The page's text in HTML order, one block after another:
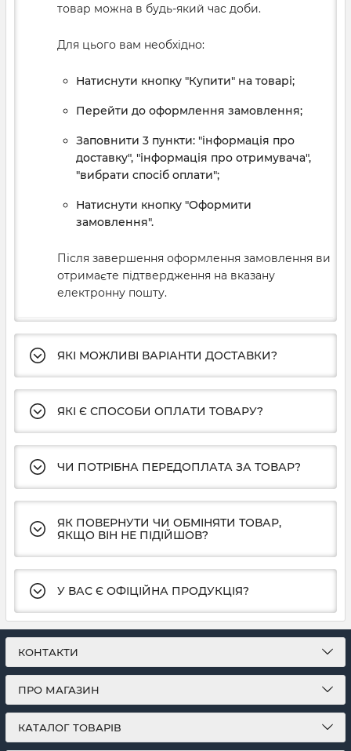
товар можна в будь-який час доби.
Для цього вам необхідно:
Натиснути кнопку "Купити" на товарі;
Перейти до оформлення замовлення;
Заповнити 3 пункти: "інформація про
доставку", "інформація про отримувача",
"вибрати спосіб оплати";
Натиснути кнопку "Оформити
замовлення".
Після завершення оформлення замовлення ви
отримаєте підтвердження на вказану
електронну пошту.
ЯКІ МОЖЛИВІ ВАРІАНТИ ДОСТАВКИ?
ЯКІ Є СПОСОБИ ОПЛАТИ ТОВАРУ?
ЧИ ПОТРІБНА ПЕРЕДОПЛАТА ЗА ТОВАР?
ЯК ПОВЕРНУТИ ЧИ ОБМІНЯТИ ТОВАР,
ЯКЩО ВІН НЕ ПІДІЙШОВ?
У ВАС Є ОФІЦІЙНА ПРОДУКЦІЯ?
КОНТАКТИ
ПРО МАГАЗИН
КАТАЛОГ ТОВАРІВ